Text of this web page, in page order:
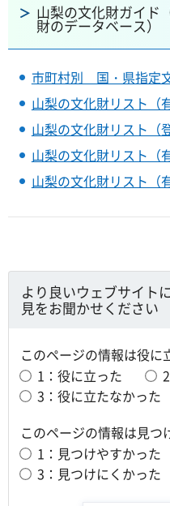
山梨の文化財ガイド
財のデータベース）
市町村別 国・県指定
山梨の文化財リスト（
山梨の文化財リスト（
山梨の文化財リスト（
山梨の文化財リスト（
より良いウェブサイト
見をお聞かせください
このページの情報は役に
1：役に立った
3：役に立たなかった
このページの情報は見つ
1：見つけやすかった
3：見つけにくかった